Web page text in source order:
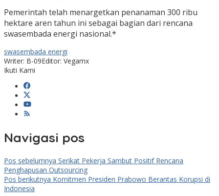
Pemerintah telah menargetkan penanaman 300 ribu
hektare aren tahun ini sebagai bagian dari rencana
swasembada energi nasional.*
swasembada energi
Writer: B-09Editor: Vegamx
Ikuti Kami
Navigasi pos
Pos sebelumnya Serikat Pekerja Sambut Positif Rencana
Penghapusan Outsourcing
Pos berikutnya Komitmen Presiden Prabowo Berantas Korupsi di
Indonesia